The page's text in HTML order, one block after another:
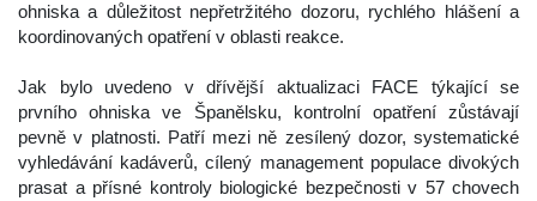
ohniska a důležitost nepřetržitého dozoru, rychlého hlášení a
koordinovaných opatření v oblasti reakce.
Jak bylo uvedeno v dřívější aktualizaci FACE týkající se
prvního ohniska ve Španělsku, kontrolní opatření zůstávají
pevně v platnosti. Patří mezi ně zesílený dozor, systematické
vyhledávání kadáverů, cílený management populace divokých
prasat a přísné kontroly biologické bezpečnosti v 57 chovech